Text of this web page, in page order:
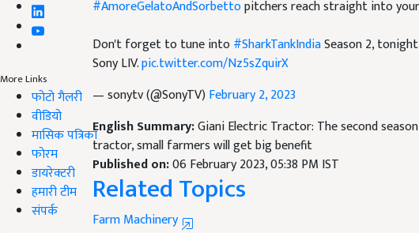
More Links
फोटो गैलरी
वीडियो
मासिक पत्रिका
फोरम
डायरेक्टरी
हमारी टीम
संपर्क
Sony LIV.pic.twitter.com/Nz5sZquirX
— sonytv (@SonyTV)
February 2, 2023
English Summary:
Giani Electric Tractor: The second
tractor, small farmers will get big benefit
Published on:06 February 2023, 05:38 PM IST
Related Topics
Farm Machinery
Electric Tractor Electric Tractor Business